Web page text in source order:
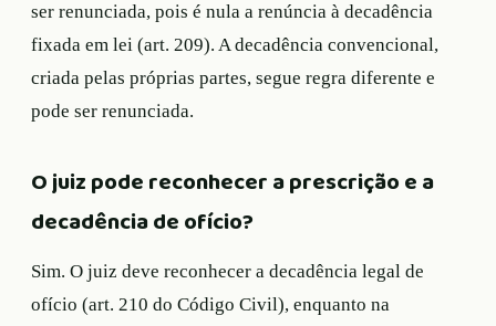
ser renunciada, pois é nula a renúncia à decadência
fixada em lei (art. 209). A decadência convencional,
criada pelas próprias partes, segue regra diferente e
pode ser renunciada.
O juiz pode reconhecer a prescrição e a
decadência de ofício?
Sim. O juiz deve reconhecer a decadência legal de
ofício (art. 210 do Código Civil), enquanto na